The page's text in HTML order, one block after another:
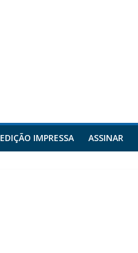
EDIÇÃO IMPRESSA ASSINAR